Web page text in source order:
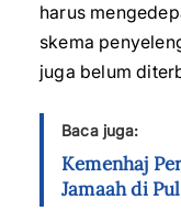
harus
skema
juga belum
Baca juga:
Kemenhaj
Jamaah di